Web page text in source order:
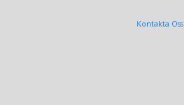
Kontakta Oss